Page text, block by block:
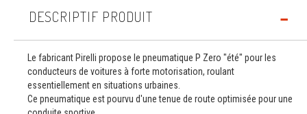
DESCRIPTIF PRODUIT
Le fabricant Pirelli propose le pneumatique P Zero "été" pour les
conducteurs de voitures à forte motorisation, roulant
essentiellement en situations urbaines.
Ce pneumatique est pourvu d'une tenue de route optimisée pour une